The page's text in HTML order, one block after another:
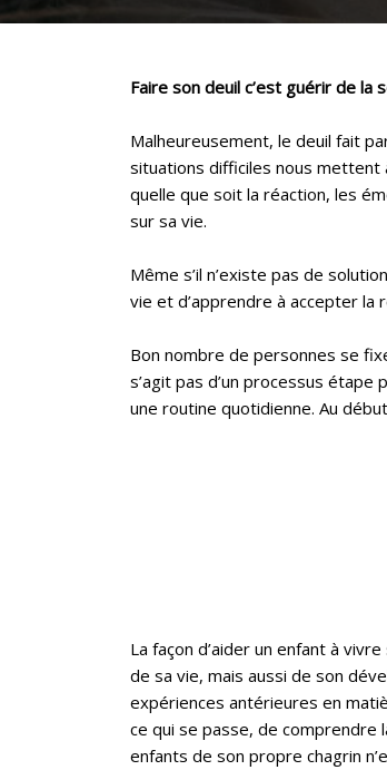
Faire son deuil c’est guérir de
Malheureusement, le deuil fait
situations difficiles nous mettent
quelle que soit la réaction, les
sur sa vie.
Même s’il n’existe pas de
vie et d’apprendre à accepter
Bon nombre de personnes se
s’agit pas d’un processus
une routine quotidienne. Au
La façon d’aider un enfant à
de sa vie, mais aussi de son
expériences antérieures en
ce qui se passe, de comprendre
enfants de son propre chagrin